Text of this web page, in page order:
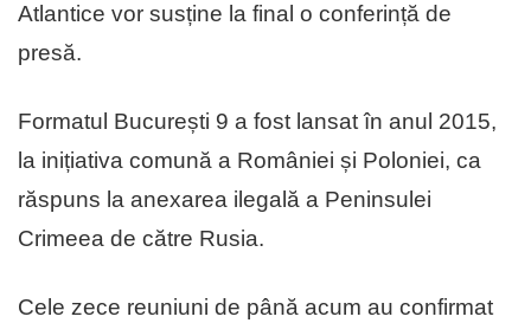
Atlantice vor susține la final o conferință de
presă.
Formatul București 9 a fost lansat în anul 2015,
la inițiativa comună a României și Poloniei, ca
răspuns la anexarea ilegală a Peninsulei
Crimeea de către Rusia.
Cele zece reuniuni de până acum au confirmat